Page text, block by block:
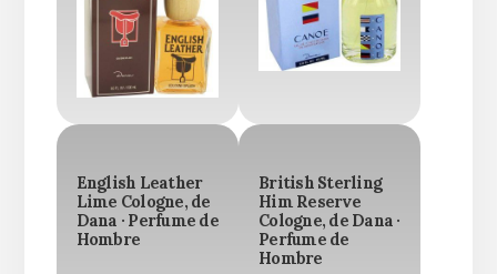
English Leather
Lime Cologne, de
Dana · Perfume de
Hombre
British Sterling
Him Reserve
Cologne, de Dana ·
Perfume de
Hombre